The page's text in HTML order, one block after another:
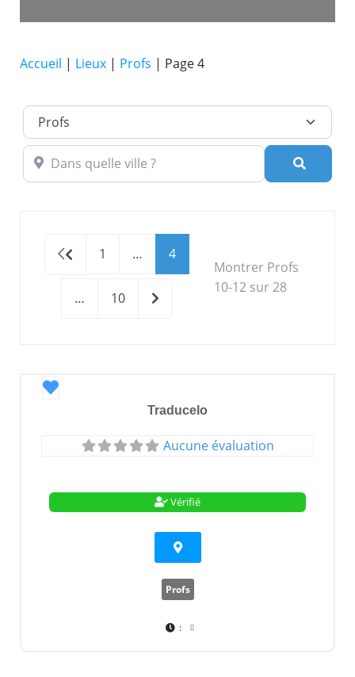
Accueil | Lieux | Profs | Page 4
Catégorie de lieu
Dans quelle ville ?
Newer posts
1 … 4
… 10 Older posts
Montrer Profs
10-12 sur 28
Favori
Traducelo
Aucune évaluation
Vérifié
Profs
: